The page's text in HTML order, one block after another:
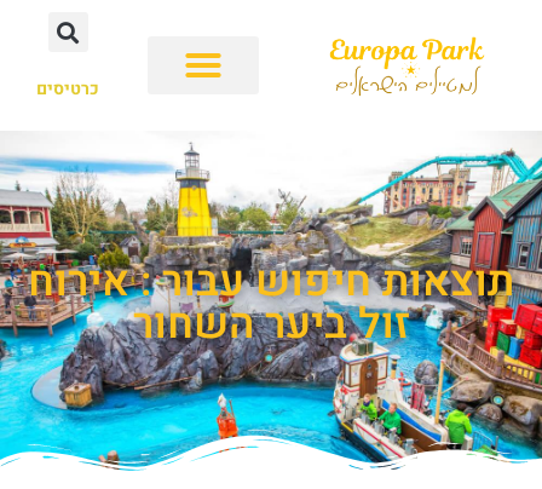
כרטיסים
תוצאות חיפוש עבור : אירוח
זול ביער השחור